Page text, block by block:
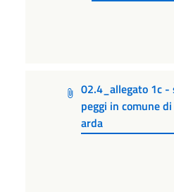
02.4_allegato 1c -
peggi in comune
arda